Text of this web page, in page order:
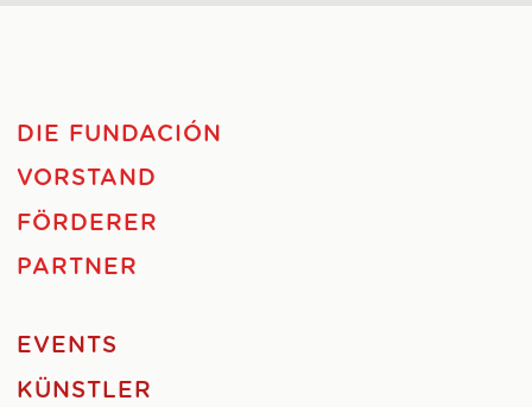
DIE FUNDACIÓN
VORSTAND
FÖRDERER
PARTNER
EVENTS
KÜNSTLER